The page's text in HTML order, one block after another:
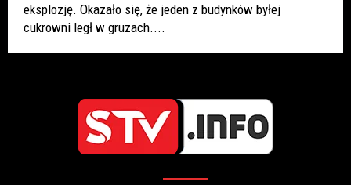
eksplozję. Okazało się, że jeden z budynków byłej
cukrowni legł w gruzach....